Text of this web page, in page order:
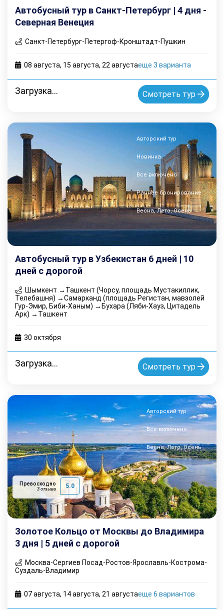
Автобусный тур в Санкт-Петербург | 4 дня -
Северная Венеция
Санкт-Петербург-Петергоф-Кронштадт-Пушкин
08 августа, 15 августа, 22 августаеще 3 варианта
Загрузка... Смотреть тур
Авторский тур
Новинка
Все включено
Раннее бронирование
Весна, Лето, Осень
Автобусный тур в Узбекистан 6 дней | 10
дней с дорогой
Шымкент →Ташкент (Чорсу, площадь Мустакиллик,
Телебашня) →Самарканд (площадь Регистан, мавзолей
Гур-Эмир, Биби-Ханым) →Бухара (Ляби-Хауз, Цитадель
Арк) →Ташкент
30 октября
Загрузка... Смотреть тур
Превосходно
3 отзыва 5.0
Авторский тур
Все включено
Весна, Лето, Осень
Золотое Кольцо от Москвы до Владимира
3 дня | 5 дней с дорогой
Москва-Сергиев Посад-Ростов-Ярославль-Кострома-
Суздаль-Владимир
07 августа, 14 августа, 21 августаеще 6 вариантов